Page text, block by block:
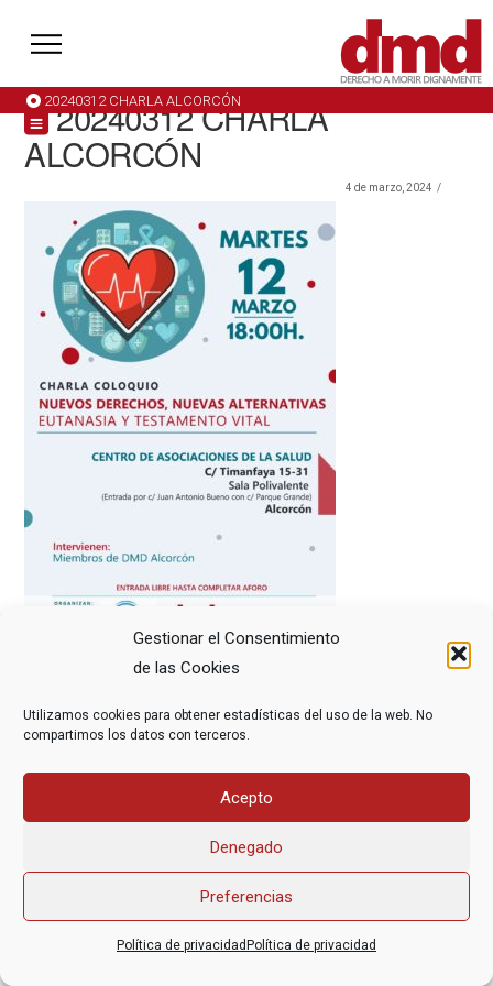
Gestionar el Consentimiento
de las Cookies
Utilizamos cookies para obtener estadísticas del uso de la web. No
compartimos los datos con terceros.
Acepto
Denegado
Preferencias
Política de privacidad Política de privacidad
20240312 CHARLA ALCORCÓN
20240312 CHARLA
ALCORCÓN
4 de marzo, 2024